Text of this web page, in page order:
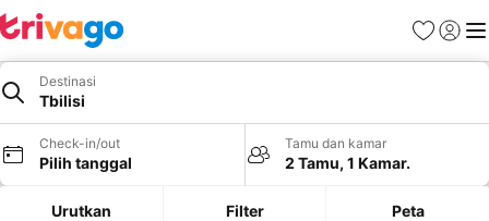
FavoritLogin
Destinasi
Tbilisi
Check-in/out
Pilih tanggal
Tamu dan kamar
2 Tamu, 1 Kamar.
Urutkan Filter Peta